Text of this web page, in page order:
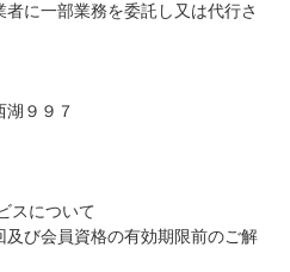
に一部業務を委託し又は代行さ
湖９９７
スについて
及び会員資格の有効期限前のご解